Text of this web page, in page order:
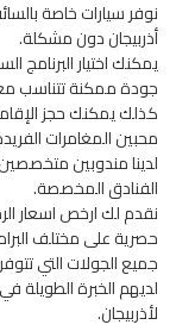
نوفر سيارات خاصة
أذربيجان دون مشكلة.
يمكنك اختيار
جودة ممكنة تتناسب
كذلك يمكنك حجز
محبين المغامرات
لدينا مندوبين
الفنادق المخصصة.
نقدم لك ارخص اسعار
حصرية على مختلف
جميع الجولات التي
لديهم الخبرة الطويلة
لأذربيجان.